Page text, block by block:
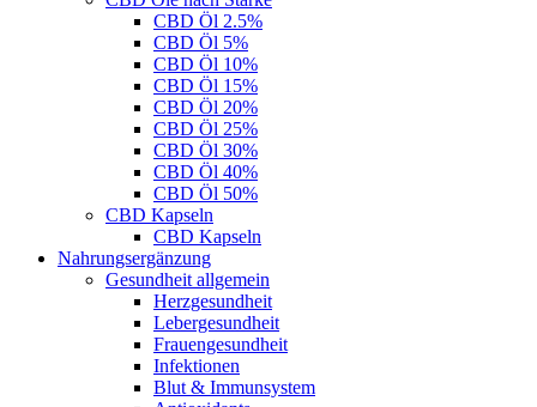
CBD Öl 2.5%
CBD Öl 5%
CBD Öl 10%
CBD Öl 15%
CBD Öl 20%
CBD Öl 25%
CBD Öl 30%
CBD Öl 40%
CBD Öl 50%
CBD Kapseln
CBD Kapseln
Nahrungsergänzung
Gesundheit allgemein
Herzgesundheit
Lebergesundheit
Frauengesundheit
Infektionen
Blut & Immunsystem